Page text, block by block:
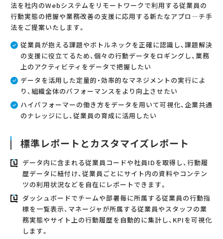
法を社内のWebシステムをリモートワークで利用する従業員の
行動実態の把握や業務改善の支援に応用する新たなアプロ―チ手
法をご提案いたします。
従業員が抱える課題やボトルネックを正確に認識し、課題解決
の支援に役立てるため、個々の行動データをロギングし、業務
上のアクティビティをデータで把握したい
データを活用した定量的・効率的なマネジメントの実行によ
り、組織全体のパフォーマンスをより向上させたい
ハイパフォーマーの働き方をデータを用いて可視化、企業共通
のナレッジにし、従業員の育成に活用したい
標準レポートとカスタマイズレポート
データ内に含まれる従業員コードや社員IDを取得し、行動履
歴データに紐付け、従業員ごとにサイト内の資料やコンテン
ツの利用状況などを自在にレポートできます。
ダッシュボードでチームや部署毎に所属する従業員の行動指
標を一覧表示、マネージャが所属する従業員やスタッフの業
務実態やサイト上の行動履歴を自動的に集計し、KPIを可視化
します。